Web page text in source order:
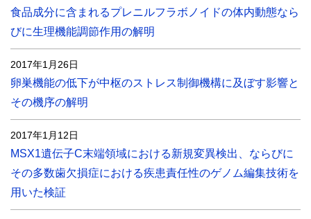
食品成分に含まれるプレニルフラボノイドの体内動態なら
びに生理機能調節作用の解明
2017年1月26日
卵巣機能の低下が中枢のストレス制御機構に及ぼす影響と
その機序の解明
2017年1月12日
MSX1遺伝子C末端領域における新規変異検出、ならびに
その多数歯欠損症における疾患責任性のゲノム編集技術を
用いた検証